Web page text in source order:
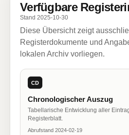
Verfügbare
Stand 2025-10-30
Diese Übersicht zeigt
Registerdokumente und
lokalen Archiv vorliegen.
CD
Chronologischer Auszug
Tabellarische Entwicklung aller
Registerblatt.
Abrufstand 2024-02-19